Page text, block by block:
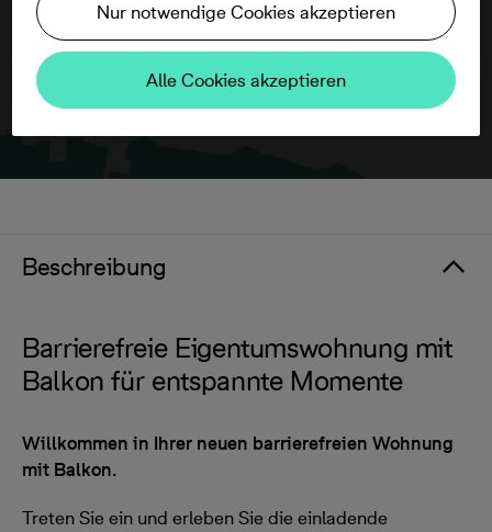
Beschreibung
Barrierefreie Eigentumswohnung mit
Balkon für entspannte Momente
Willkommen in Ihrer neuen barrierefreien Wohnung
mit Balkon.
Treten Sie ein und erleben Sie die einladende
Nur notwendige Cookies akzeptieren
Alle Cookies akzeptieren